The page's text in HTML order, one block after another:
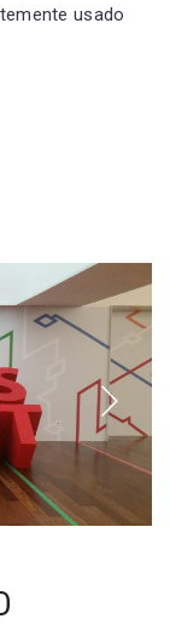
usado